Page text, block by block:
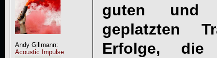
Andy Gillmann:
Acoustic Impulse
guten und
geplatzten
Erfolge,